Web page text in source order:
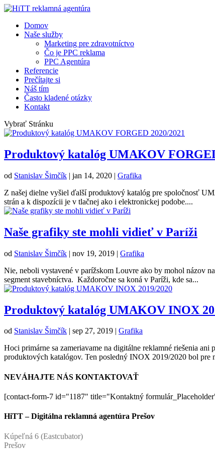
Domov
Naše služby
Marketing pre zdravotníctvo
Čo je PPC reklama
PPC Agentúra
Referencie
Prečítajte si
Náš tím
Často kladené otázky
Kontakt
Vybrať Stránku
Produktový katalóg UMAKOV
od Stanislav Šimčík | jan 14, 2020 | Grafika
Z našej dielne vyšiel ďalší produktový katalóg pre spoločnosť
strán a k dispozícii je v tlačnej ako i elektronickej podobe....
Naše grafiky ste mohli vidieť v Paríži
od Stanislav Šimčík | nov 19, 2019 | Grafika
Nie, neboli vystavené v parížskom Louvre ako by mohol názov
segment stavebníctva. Každoročne sa koná v Paríži, kde sa...
Produktový katalóg UMAKOV INOX
od Stanislav Šimčík | sep 27, 2019 | Grafika
Hoci primárne sa zameriavame na digitálne reklamné riešenia
produktových katalógov. Ten posledný INOX 2019/2020 bol pre
NEVÁHAJTE NÁS KONTAKTOVAŤ
[contact-form-7 id="1187" title="Kontaktný
HiTT – Digitálna reklamná agentúra Prešov
Kúpeľná 6 (Eastcubator)
Prešov